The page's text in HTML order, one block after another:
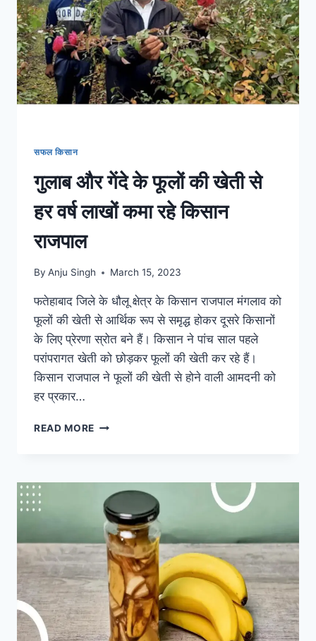
कारण
सफल किसान
गुलाब और गेंदे के फूलों की खेती से
हर वर्ष लाखों कमा रहे किसान
राजपाल
By Anju Singh March 15, 2023
फतेहाबाद जिले के धौलू क्षेत्र के किसान राजपाल मंगलाव को
फूलों की खेती से आर्थिक रूप से समृद्ध होकर दूसरे किसानों
के लिए प्रेरणा स्रोत बने हैं। किसान ने पांच साल पहले
परांपरागत खेती को छोड़कर फूलों की खेती कर रहे हैं।
किसान राजपाल ने फूलों की खेती से होने वाली आमदनी को
हर प्रकार…
READ MORE गुलाब
फूलों
खेती
हर
लाखों
कमा
रहे
किसान
राजपाल